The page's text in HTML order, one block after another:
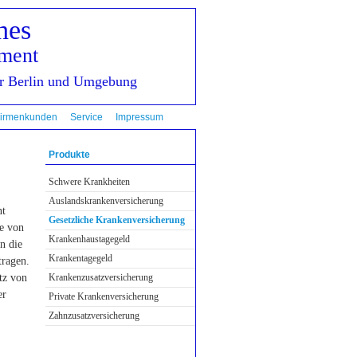
Berlin und Umgebung
Service Impressum
Produkte
Schwe­re Krank­hei­ten
Auslandskrankenversicherung
Gesetzliche Kranken­ver­si­che­rung
Krankenhaustagegeld
Krankentagegeld
Kranken­zusatz­ver­si­che­rung
Private Kranken­ver­si­che­rung
Zahn­zu­satz­ver­si­che­rung
von
die
von